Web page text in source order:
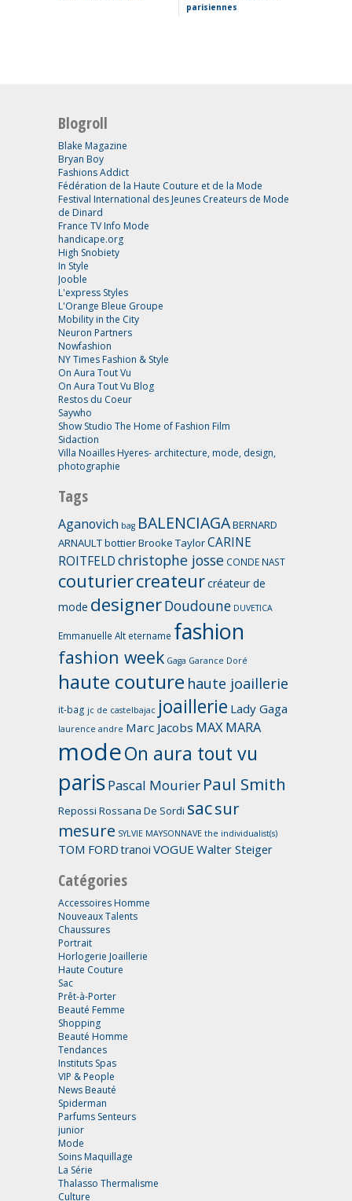
parisiennes
Blogroll
Blake Magazine
Bryan Boy
Fashions Addict
Fédération de la Haute Couture et de la Mode
Festival International des Jeunes Createurs de Mode
de Dinard
France TV Info Mode
handicape.org
High Snobiety
In Style
Jooble
L'express Styles
L'Orange Bleue Groupe
Mobility in the City
Neuron Partners
Nowfashion
NY Times Fashion & Style
On Aura Tout Vu
On Aura Tout Vu Blog
Restos du Coeur
Saywho
Show Studio The Home of Fashion Film
Sidaction
Villa Noailles Hyeres- architecture, mode, design,
photographie
Tags
Aganovich bag BALENCIAGABERNARD
ARNAULTbottierBrooke TaylorCARINE
ROITFELDchristophe josse CONDE NAST
couturiercreateurcréateur de
mode designerDoudoune DUVETICA
Emmanuelle Alt etername fashion
fashion week Gaga Garance Doré
haute couture haute joaillerie
it-bag jc de castelbajac joaillerie Lady Gaga
laurence andre Marc Jacobs MAX MARA
modeOn aura tout vu
parisPascal Mourier Paul Smith
Repossi Rossana De Sordi sacsur
mesure SYLVIE MAYSONNAVE the individualist(s)
TOM FORD tranoi VOGUE Walter Steiger
Catégories
Accessoires Homme
Nouveaux Talents
Chaussures
Portrait
Horlogerie Joaillerie
Haute Couture
Sac
Prêt-à-Porter
Beauté Femme
Shopping
Beauté Homme
Tendances
Instituts Spas
VIP & People
News Beauté
Spiderman
Parfums Senteurs
junior
Mode
Soins Maquillage
La Série
Thalasso Thermalisme
Culture